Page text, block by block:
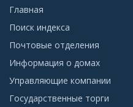
Главная
Поиск индекса
Почтовые отделения
Информация о домах
Управляющие компании
Государственные торги